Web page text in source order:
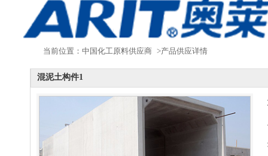
当前位置： 中国化工原料供应商 >产品供应详情
混泥土构件1